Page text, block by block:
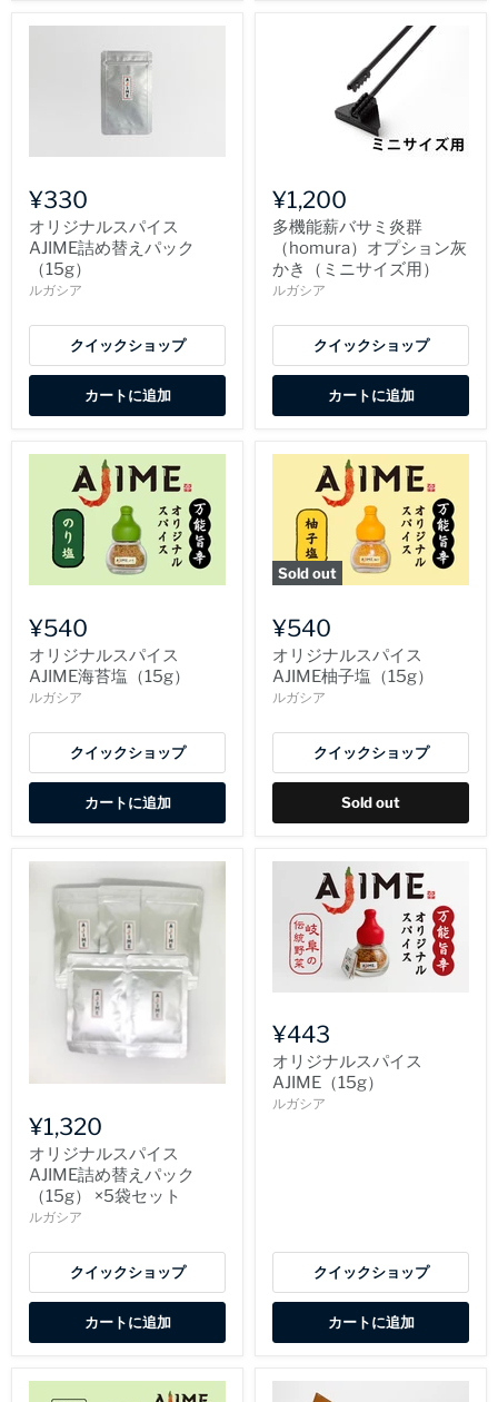
¥330
オリジナルスパイス
AJIME詰め替えパック
（15g）
ルガシア
クイックショップ
カートに追加
¥1,200
多機能薪バサミ炎群
（homura）オプション灰
かき（ミニサイズ用）
ルガシア
クイックショップ
カートに追加
¥540
オリジナルスパイス
AJIME海苔塩（15g）
ルガシア
クイックショップ
カートに追加
Sold out
¥540
オリジナルスパイス
AJIME柚子塩（15g）
ルガシア
クイックショップ
Sold out
¥1,320
オリジナルスパイス
AJIME詰め替えパック
（15g） ×5袋セット
ルガシア
クイックショップ
カートに追加
¥443
オリジナルスパイス
AJIME（15g）
ルガシア
クイックショップ
カートに追加